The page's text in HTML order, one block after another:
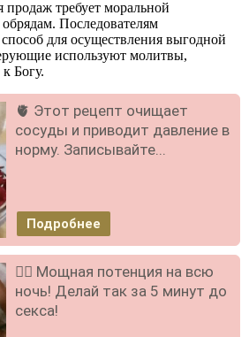
продаж требует моральной
Последователям
для осуществления выгодной
используют молитвы,
Богу.
🫀 Этот рецепт очищает
сосуды и приводит давление в
норму. Записывайте...
Подробнее
❤️‍🔥 Мощная потенция на всю
ночь! Делай так за 5 минут до
секса!